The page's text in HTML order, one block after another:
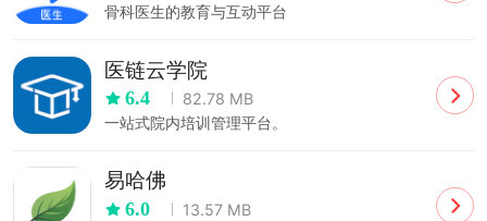
骨科医生的教育与互动平台
医链云学院
6.4
82.78 MB
一站式院内培训管理平台。
易哈佛
6.0
13.57 MB